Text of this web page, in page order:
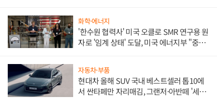
화학·에너지
'한수원 협력사' 미국 오클로 SMR 연구용 원
자로 '임계 상태' 도달, 미국 에너지부 "중요
자동차·부품
현대차 올해 SUV 국내 베스트셀러 톱10에
서 싼타페만 자리매김, 그랜저·아반떼 '세단